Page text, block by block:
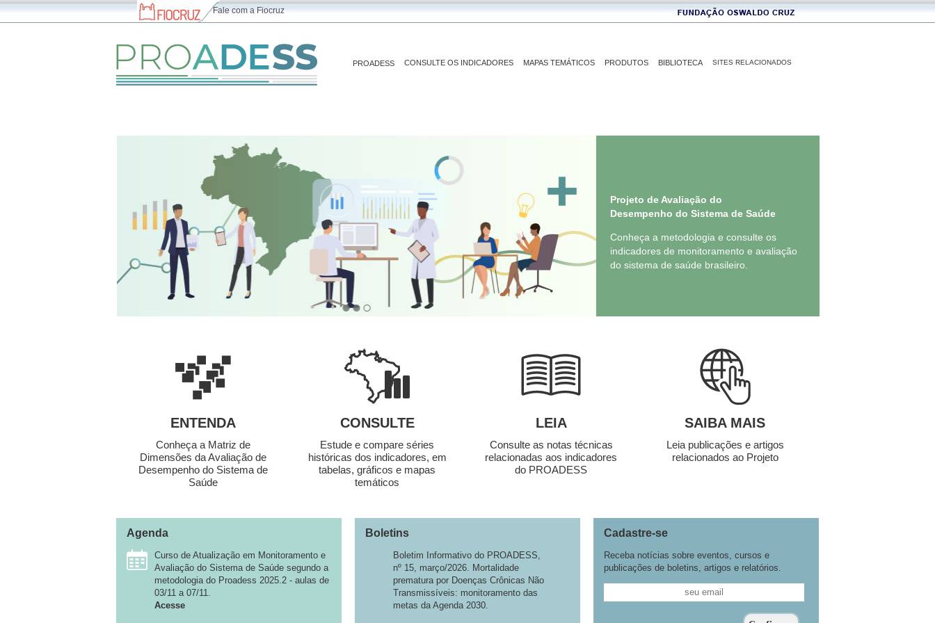
Fale com a Fiocruz
PROADESS CONSULTE OS INDICADORES MAPAS TEMÁTICOS PRODUTOS BIBLIOTECA SITES RELACIONADOS
Projeto de Avaliação do
Desempenho do Sistema de Saúde
Conheça a metodologia e consulte os
indicadores de monitoramento e avaliação
do sistema de saúde brasileiro.
ENTENDA
Conheça a Matriz de
Dimensões da Avaliação de
Desempenho do Sistema de
Saúde
CONSULTE
Estude e compare séries
históricas dos indicadores, em
tabelas, gráficos e mapas
temáticos
LEIA
Consulte as notas técnicas
relacionadas aos indicadores
do PROADESS
SAIBA MAIS
Leia publicações e artigos
relacionados ao Projeto
Agenda
Curso de Atualização em Monitoramento e
Avaliação do Sistema de Saúde segundo a
metodologia do Proadess 2025.2 - aulas de
03/11 a 07/11.
Acesse
Boletins
Boletim Informativo do PROADESS,
nº 15, março/2026. Mortalidade
prematura por Doenças Crônicas Não
Transmissíveis: monitoramento das
metas da Agenda 2030.
Cadastre-se
Receba notícias sobre eventos, cursos e
publicações de boletins, artigos e relatórios.